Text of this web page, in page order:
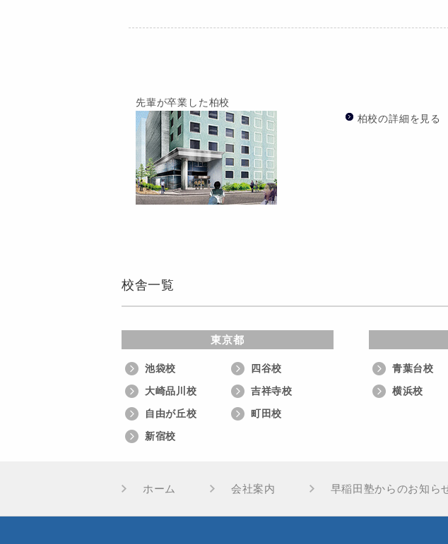
先輩が卒業した柏校
柏校の詳細を見る
校舎一覧
東京都
池袋校
四谷校
大崎品川校
吉祥寺校
自由が丘校
町田校
新宿校
青葉台校
横浜校
ホーム 会社案内 早稲田塾からのお知ら